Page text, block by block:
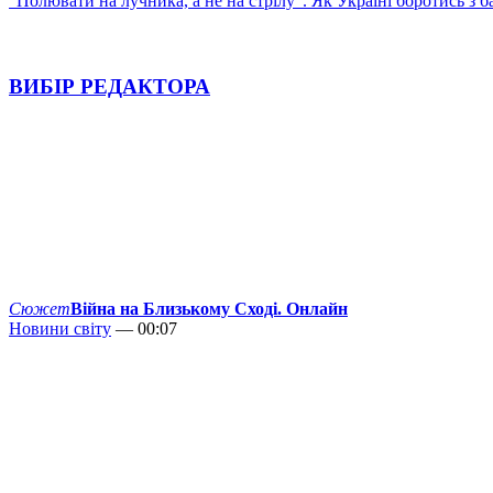
ВИБІР РЕДАКТОРА
СюжетВійна на Близькому Сході. Онлайн
Новини світу — 00:07